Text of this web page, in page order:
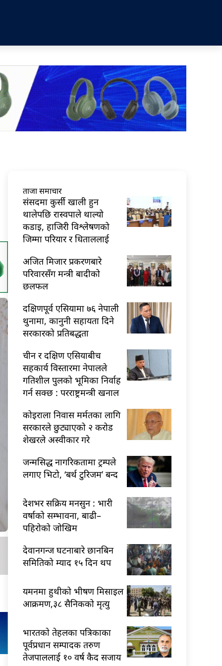
ताजा समाचार
संसदमा कुर्सी खाली हुन
थालेपछि रास्वपाले थाल्यो
कडाइ, हाजिरी विश्लेषणको
जिम्मा परियार र धिताललाई
अजित मिजार प्रकरणबारे
परिवारसँग मन्त्री बादीको
छलफल
दक्षिणपूर्व एसियामा ७६ नेपाली
थुनामा, कानुनी सहायता दिने
सरकारको प्रतिबद्धता
चीन र दक्षिण एसियाबीच
सहकार्य विस्तारमा नेपालले
गतिशील पुलको भूमिका निर्वाह
गर्न सक्छ : परराष्ट्रमन्त्री खनाल
कोइराला निवास मर्मतका लागि
सरकारले छुट्याएको २ करोड
शेखरले अस्वीकार गरे
जन्मसिद्ध नागरिकतामा ट्रम्पले
लगाए भिटो, ‘बर्थ टुरिजम’ बन्द
देशभर सक्रिय मनसुन : भारी
वर्षाको सम्भावना, बाढी–
पहिरोको जोखिम
देवानगन्ज घटनाबारे छानबिन
समितिको म्याद १५ दिन थप
यमनमा हुथीको भीषण मिसाइल
आक्रमण,३८ सैनिकको मृत्यु
भारतकाे तेहलका पत्रिकाका
पूर्वप्रधान सम्पादक तरुण
तेजपाललाई १० वर्ष कैद सजाय